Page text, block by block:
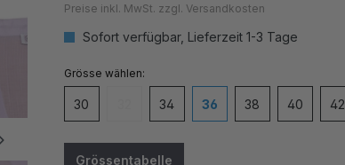
Preise inkl. MwSt. zzgl. Versandkosten
Sofort verfügbar, Lieferzeit 1-3 Tage
Grösseauswählen
30 (Diese Option ist zurzeit nicht verfügbar.)
34 36 38 40 42
Grössentabelle